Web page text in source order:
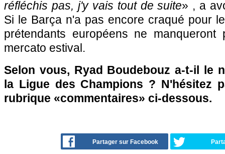
réfléchis pas, j'y vais tout de suite» , a
Si le Barça n'a pas encore craqué pour
prétendants européens ne
mercato estival.
Selon vous, Ryad Boudebouz a-t-il le
la Ligue des Champions ? N'hésitez
rubrique «commentaires» ci-dessous.
Partager sur Facebook